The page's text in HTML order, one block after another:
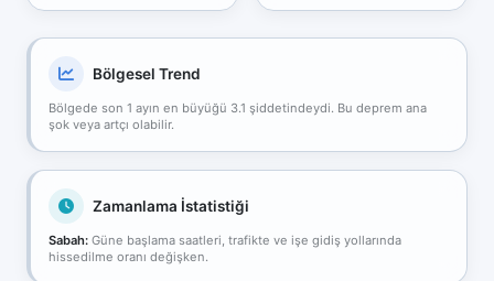
Bölgesel Trend
Bölgede son 1 ayın en büyüğü 3.1 şiddetindeydi. Bu deprem ana
şok veya artçı olabilir.
Zamanlama İstatistiği
Sabah: Güne başlama saatleri, trafikte ve işe gidiş yollarında
hissedilme oranı değişken.